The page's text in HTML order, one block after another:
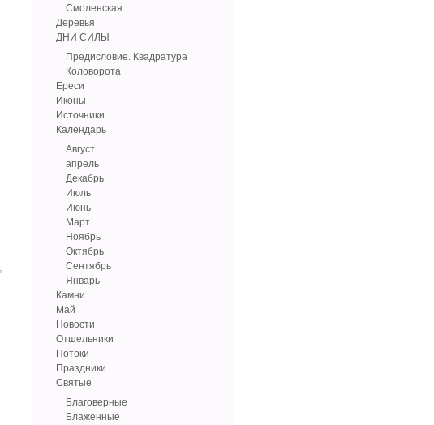
Смоленская
Деревья
ДНИ СИЛЫ
Предисловие. Квадратура
Коловорота
Ереси
Иконы
Источники
Календарь
Август
апрель
Декабрь
Июль
Июнь
Март
Ноябрь
Октябрь
Сентябрь
Январь
Камни
Май
Новости
Отшельники
Потоки
Праздники
Святые
Благоверные
Блаженные